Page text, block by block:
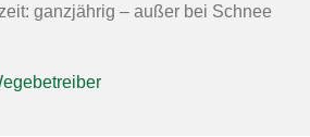
ganzjährig – außer bei Schnee